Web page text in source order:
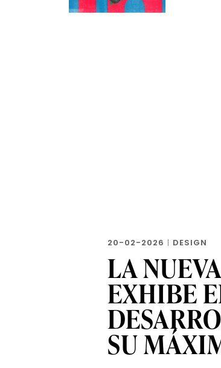
20-02-2026 | DESIGN
LA
EXHIBE
SU